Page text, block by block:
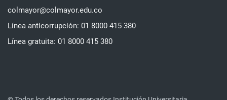
colmayor@colmayor.edu.co
Línea anticorrupción: 01 8000 415 380
Línea gratuita: 01 8000 415 380